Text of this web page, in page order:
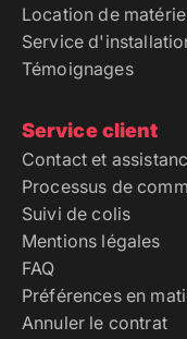
Location de
Service
Témoignages
Service client
Contact et
Processus de
Suivi de colis
Mentions légales
FAQ
Préférences en
Annuler le contrat